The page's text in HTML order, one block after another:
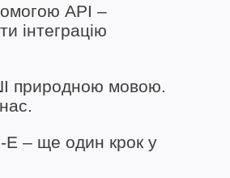
API –
інтеграцію
природною мовою.
E – ще один крок у